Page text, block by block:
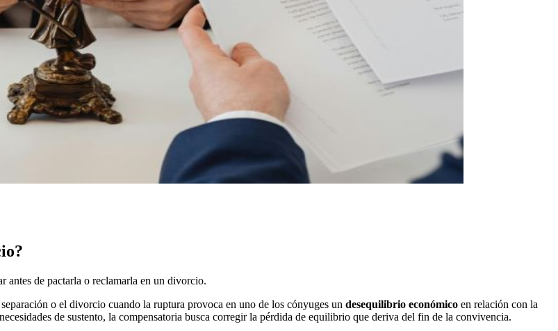
antes de pactarla o reclamarla en un divorcio.
o el divorcio cuando la ruptura provoca en uno de los cónyuges un desequilibrio económico en relación con la
de sustento, la compensatoria busca corregir la pérdida de equilibrio que deriva del fin de la convivencia.